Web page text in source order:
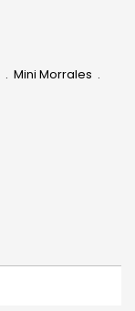
. Mini Morrales .